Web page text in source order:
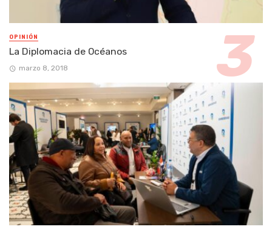
OPINIÓN
La Diplomacia de Océanos
marzo 8, 2018